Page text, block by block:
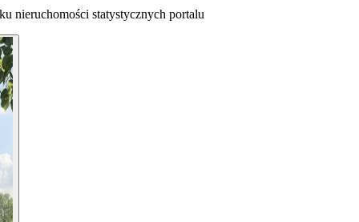
nieruchomości statystycznych portalu